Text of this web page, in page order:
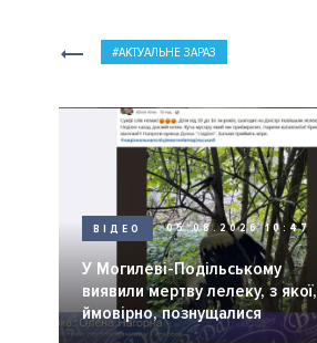
АКТУАЛЬНЕ ЗАРАЗ
ВІДЕО 05.08.2026 10:47
У Могилеві-Подільському
виявили мертву лелеку, з якої,
ймовірно, познущалися